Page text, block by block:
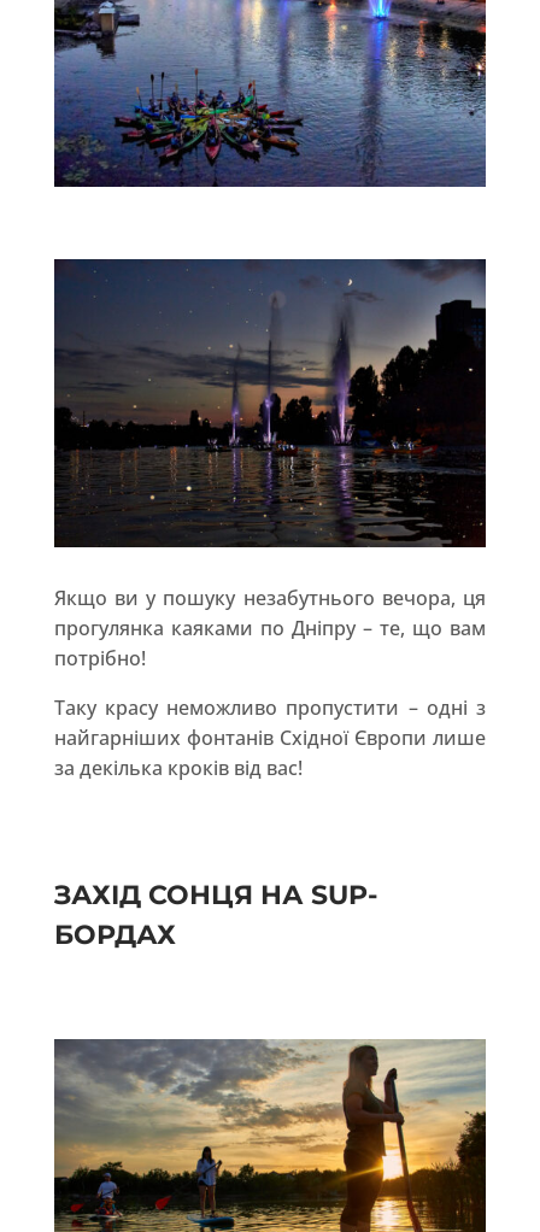
Якщо ви у пошуку незабутнього вечора, ця
прогулянка каяками по Дніпру – те, що вам
потрібно!
Таку красу неможливо пропустити – одні з
найгарніших фонтанів Східної Європи лише
за декілька кроків від вас!
ЗАХІД СОНЦЯ НА SUP-
БОРДАХ